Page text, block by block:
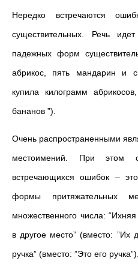
Нередко встречаются
существительных. Речь
падежных форм
абрикос, пять мандарин и
купила килограмм
бананов ”).
Очень распространенными
местоимений. При этом
встречающихся ошибок –
формы притяжательных
множественного числа:
в другое место” (вместо: ”Их
ручка” (вместо: ”Это его ручка”).